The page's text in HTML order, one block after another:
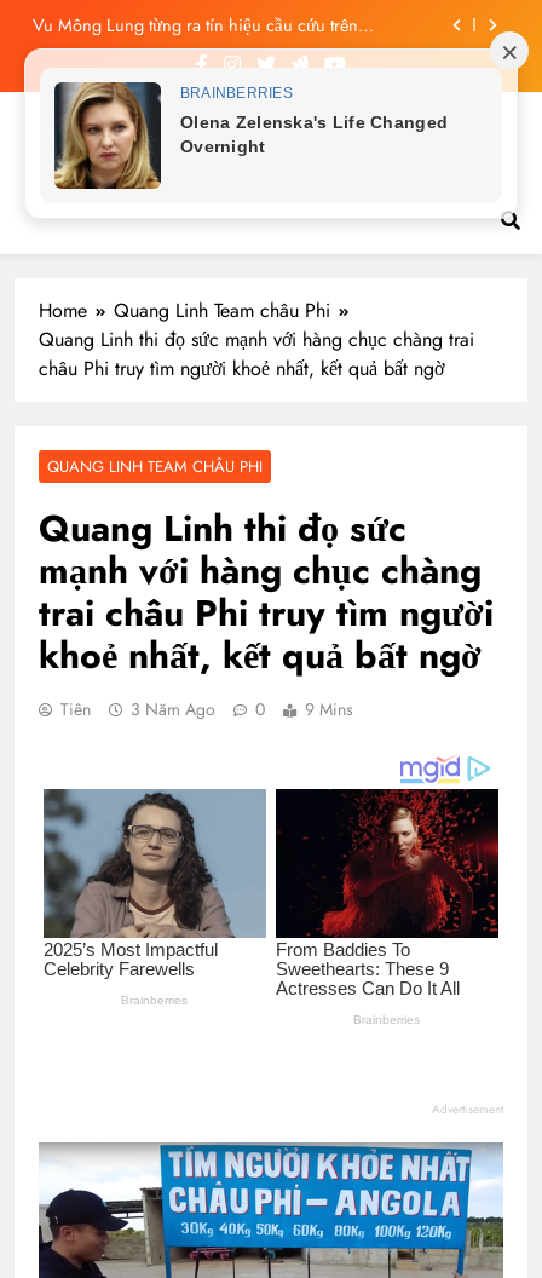
Skip
content
Công bố tin nhắn cuối cùng của Vu Mông Lung, vừa
đau xót vừa phẫn nộ
Vu Mông Lung báo cáo khám nghiệm bị “rò rỉ” dư
luận sục sôi và đặt nhiều câu hỏi
Vu Mông Lung mất ngày ‘Huyết Nguyệt’, nghi Uông
Du Cầm ‘hại’, bằng chứng bị lộ!
Vu Mông Lung từng ra tín hiệu cầu cứu trên
livestream, mẹ đến công ty quậy?
Tin tức nóng hổi
Home
Quang Linh Team châu Phi
Quang Linh thi đọ sức mạnh với hàng chục chàng trai
châu Phi truy tìm người khoẻ nhất, kết quả bất ngờ
QUANG LINH TEAM CHÂU PHI
Quang Linh thi đọ sức
mạnh với hàng chục chàng
trai châu Phi truy tìm người
khoẻ nhất, kết quả bất ngờ
Tiên 3 Năm Ago 0 9 Mins
Advertisement